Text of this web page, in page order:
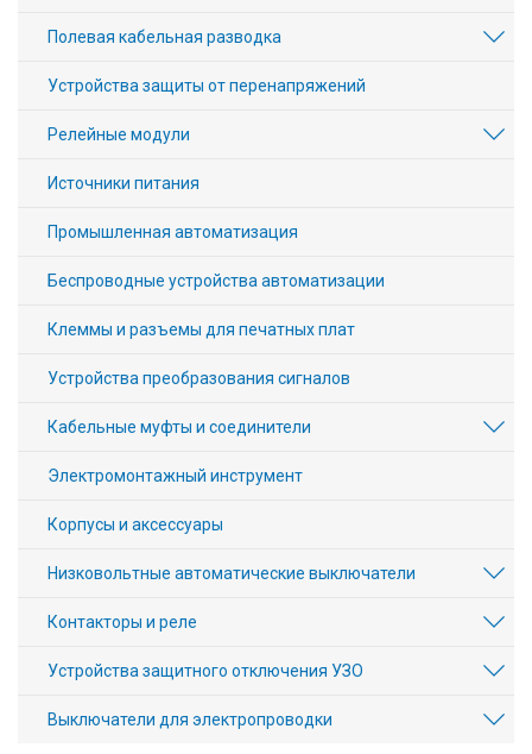
Полевая кабельная разводка
Устройства защиты от перенапряжений
Релейные модули
Источники питания
Промышленная автоматизация
Беспроводные устройства автоматизации
Клеммы и разъемы для печатных плат
Устройства преобразования сигналов
Кабельные муфты и соединители
Электромонтажный инструмент
Корпусы и аксессуары
Низковольтные автоматические выключатели
Контакторы и реле
Устройства защитного отключения УЗО
Выключатели для электропроводки